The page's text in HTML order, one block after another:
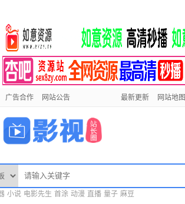
广告合作 网站公告 最新更新 网站地图
小说 电影先生 首涂 动漫 直播 量子 麻豆